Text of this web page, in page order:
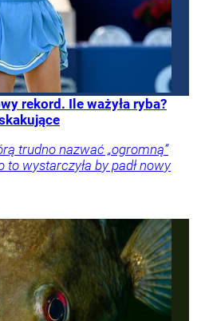
rekord. Ile ważyła ryba?
trudno nazwać „ogromną”
to wystarczyła by padł nowy